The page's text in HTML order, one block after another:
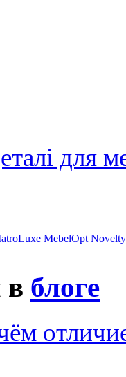
для
MebelOpt Novelty
в блоге